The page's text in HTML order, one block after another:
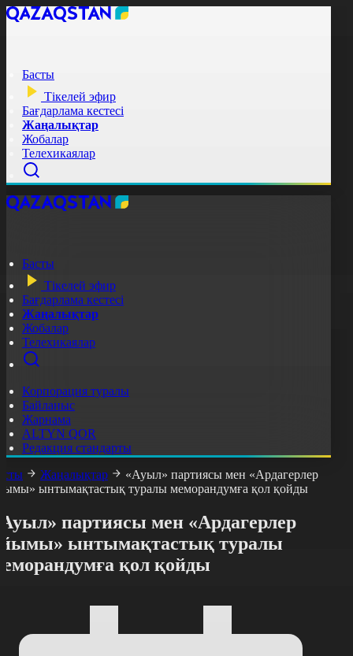
Басты
Тікелей эфир
Бағдарлама кестесі
Жаңалықтар
Жобалар
Телехикаялар
Басты
Тікелей эфир
Бағдарлама кестесі
Жаңалықтар
Жобалар
Телехикаялар
Корпорация туралы
Байланыс
Жарнама
ALTYN QOR
Редакция стандарты
Жаңалықтар
«Ауыл» партиясы мен «Ардагерлер
ынтымақтастық туралы меморандумға қол қойды
партиясы мен «Ардагерлер
ынтымақтастық туралы
қол қойды